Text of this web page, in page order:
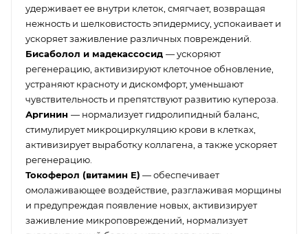
удерживает ее внутри клеток, смягчает, возвращая
нежность и шелковистость эпидермису, успокаивает и
ускоряет заживление различных повреждений.
Бисаболол и мадекассосид — ускоряют
регенерацию, активизируют клеточное обновление,
устраняют красноту и дискомфорт, уменьшают
чувствительность и препятствуют развитию купероза.
Аргинин — нормализует гидролипидный баланс,
стимулирует микроциркуляцию крови в клетках,
активизирует выработку коллагена, а также ускоряет
регенерацию.
Токоферол (витамин E) — обеспечивает
омолаживающее воздействие, разглаживая морщины
и предупреждая появление новых, активизирует
заживление микроповреждений, нормализует